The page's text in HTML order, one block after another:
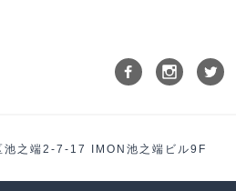
之端2-7-17 IMON池之端ビル9F